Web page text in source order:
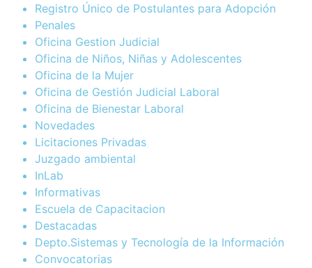
Registro Único de Postulantes para Adopción
Penales
Oficina Gestion Judicial
Oficina de Niños, Niñas y Adolescentes
Oficina de la Mujer
Oficina de Gestión Judicial Laboral
Oficina de Bienestar Laboral
Novedades
Licitaciones Privadas
Juzgado ambiental
InLab
Informativas
Escuela de Capacitacion
Destacadas
Depto.Sistemas y Tecnología de la Información
Convocatorias